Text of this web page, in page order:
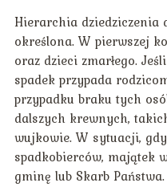
Hierarchia dziedziczenia
określona. W pierwszej
oraz dzieci zmarłego.
spadek przypada
przypadku braku tych
dalszych krewnych,
wujkowie. W sytuacji,
spadkobierców, majątek
gminę lub Skarb Państwa.